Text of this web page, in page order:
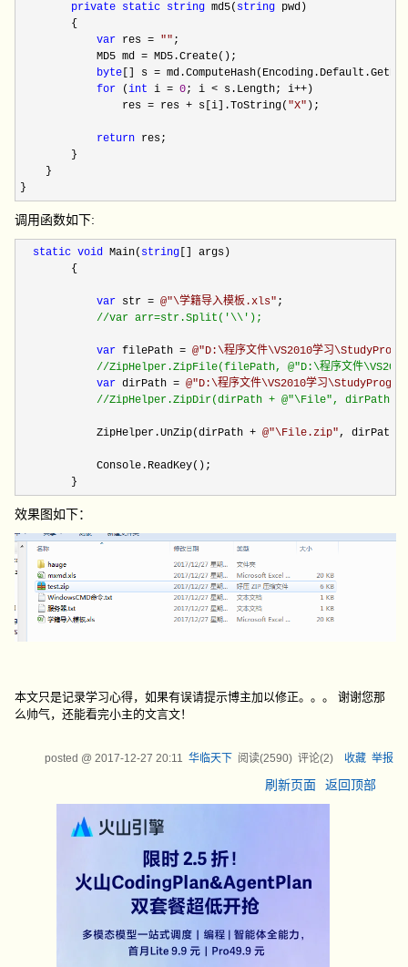
private static string md5( string pwd)
        {
var res = "" ;
            MD5 md
= MD5.Create();
byte [] s =
for (int i = 0; i < s.Length; i++ )
                res
= res + s[i].ToString( "X" );
return res;
        }
    }
}
调用函数如下:
static void Main( string [] args)
        {
var str = @"\学籍导入模板.xls" ;
//var arr=str.Split('\\');
var filePath = @"D:\程序文件\VS2010学习
//ZipHelper.ZipFile(filePath, @"D:\程序文件
var dirPath = @"D:\程序文件\VS2010学习
//ZipHelper.ZipDir(dirPath + @"\File", dirPath
            ZipHelper.UnZip(dirPath
+ @"\File.zip", dirPath
            Console.ReadKey();
        }
效果图如下：
本文只是记录学习心得，如果有误请提示博主加以修正。。。 谢谢您那
么帅气，还能看完小主的文言文！
posted @ 2017-12-27 20:11 华临天下 阅读(2590) 评论(2) 收藏 举报
刷新页面 返回顶部